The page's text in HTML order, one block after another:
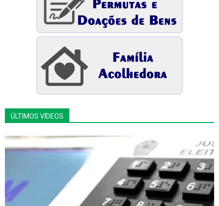
ÚLTIMOS VÍDEOS